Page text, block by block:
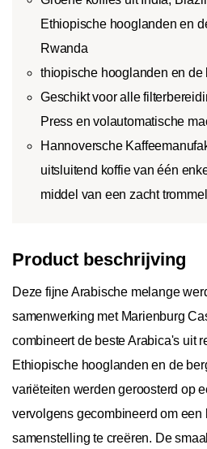
Ethiopische hooglanden en
Rwanda
thiopische hooglanden en de
Geschikt voor alle
Press en volautomatische
Hannoversche
uitsluitend koffie van één
middel van een zacht
Product beschrijving
Deze fijne Arabische melange
samenwerking met Marienburg
combineert de beste Arabica's uit
Ethiopische hooglanden en de
variëteiten werden geroosterd op
vervolgens gecombineerd om een
samenstelling te creëren. De